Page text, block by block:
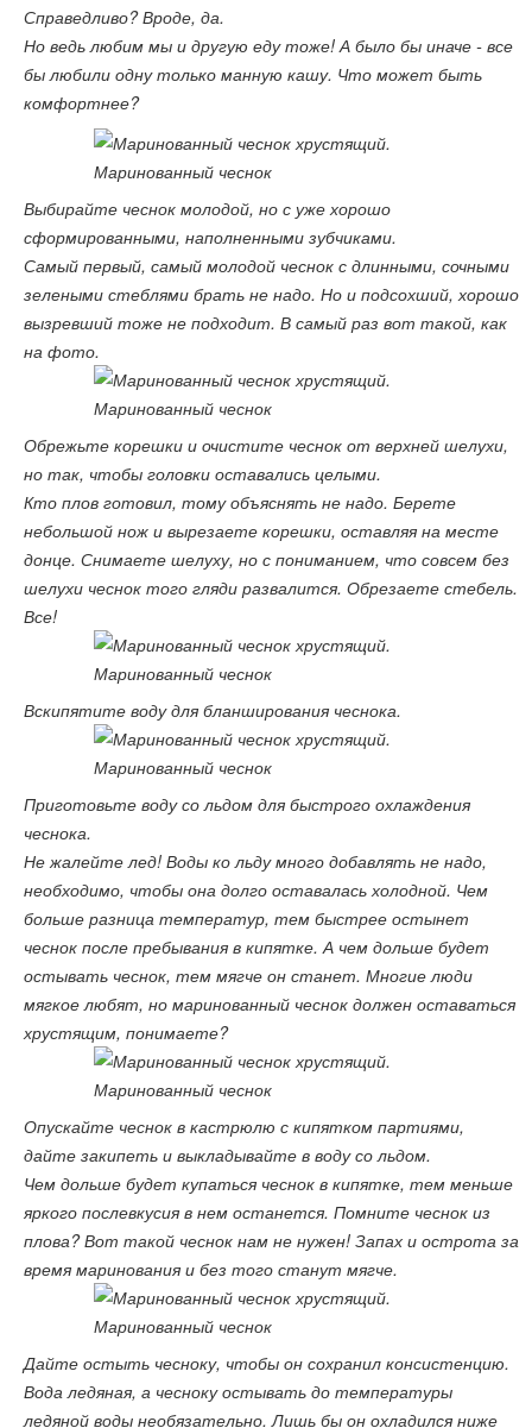
Справедливо? Вроде, да.
Но ведь любим мы и другую еду тоже! А было бы иначе - все
бы любили одну только манную кашу. Что может быть
комфортнее?
Выбирайте чеснок молодой, но с уже хорошо
сформированными, наполненными зубчиками.
Самый первый, самый молодой чеснок с длинными, сочными
зелеными стеблями брать не надо. Но и подсохший, хорошо
вызревший тоже не подходит. В самый раз вот такой, как
на фото.
Обрежьте корешки и очистите чеснок от верхней шелухи,
но так, чтобы головки оставались целыми.
Кто плов готовил, тому объяснять не надо. Берете
небольшой нож и вырезаете корешки, оставляя на месте
донце. Снимаете шелуху, но с пониманием, что совсем без
шелухи чеснок того гляди развалится. Обрезаете стебель.
Все!
Вскипятите воду для бланширования чеснока.
Приготовьте воду со льдом для быстрого охлаждения
чеснока.
Не жалейте лед! Воды ко льду много добавлять не надо,
необходимо, чтобы она долго оставалась холодной. Чем
больше разница температур, тем быстрее остынет
чеснок после пребывания в кипятке. А чем дольше будет
остывать чеснок, тем мягче он станет. Многие люди
мягкое любят, но маринованный чеснок должен оставаться
хрустящим, понимаете?
Опускайте чеснок в кастрюлю с кипятком партиями,
дайте закипеть и выкладывайте в воду со льдом.
Чем дольше будет купаться чеснок в кипятке, тем меньше
яркого послевкусия в нем останется. Помните чеснок из
плова? Вот такой чеснок нам не нужен! Запах и острота за
время маринования и без того станут мягче.
Дайте остыть чесноку, чтобы он сохранил консистенцию.
Вода ледяная, а чесноку остывать до температуры
ледяной воды необязательно. Лишь бы он охладился ниже